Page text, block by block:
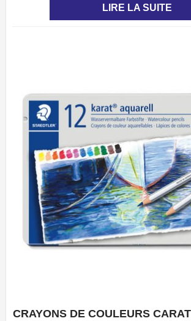
LIRE LA SUITE
CRAYONS DE COULEURS